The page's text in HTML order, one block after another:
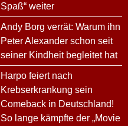
Spaß“ weiter
Andy Borg verrät: Warum ihn
Peter Alexander schon seit
seiner Kindheit begleitet hat
Harpo feiert nach
Krebserkrankung sein
Comeback in Deutschland!
So lange kämpfte der „Movie